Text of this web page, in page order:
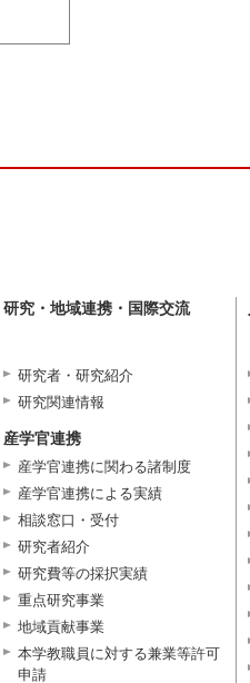
研究・地域連携・国際交流
研究者・研究紹介
研究関連情報
産学官連携
産学官連携に関わる諸制度
産学官連携による実績
相談窓口・受付
研究者紹介
研究費等の採択実績
重点研究事業
地域貢献事業
本学教職員に対する兼業等許可
申請